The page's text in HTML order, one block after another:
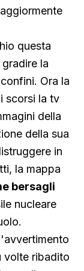
questa
la
Ora la
scorsi la tv
della
della sua
in
la mappa
bersagli
nucleare
volte ribadito